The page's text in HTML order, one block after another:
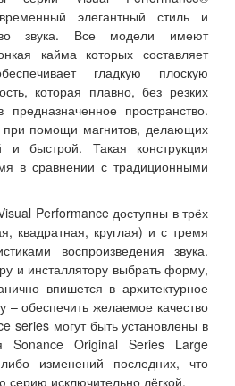
элегантный стиль и
звука. Все модели имеют
кайма которых составляет
гладкую плоскую
которая плавно, без резких
пространство.
при помощи магнитов, делающих
и быстрой. Такая конструкция
в сравнении с традиционными
Performance доступны в трёх
квадратная, круглая) и с тремя
воспроизведения звука.
и инсталлятору выбрать форму,
впишется в архитектурное
– обеспечить желаемое качество
series могут быть установлены в
Sonance Original Series Large
изменений последних, что
серию исключительно лёгкой.